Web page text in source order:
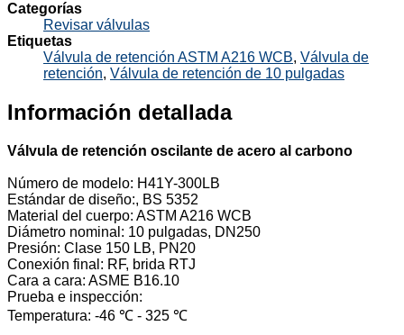
Categorías
Revisar válvulas
Etiquetas
Válvula de retención ASTM A216 WCB, Válvula de
retención, Válvula de retención de 10 pulgadas
Información detallada
Válvula de retención oscilante de acero al carbono
Número de modelo: H41Y-300LB
Estándar de diseño:, BS 5352
Material del cuerpo: ASTM A216 WCB
Diámetro nominal: 10 pulgadas, DN250
Presión: Clase 150 LB, PN20
Conexión final: RF, brida RTJ
Cara a cara: ASME B16.10
Prueba e inspección:
Temperatura: -46 ℃ - 325 ℃